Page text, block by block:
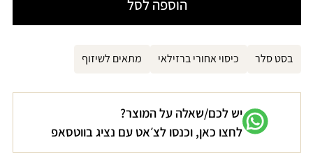
נייבי
נייבי
הוספה לסל
בסט סלר כיסוי אחורי ברזילאי מתאים לשיזוף
יש לכם/שאלה על המוצר?
לחצו כאן, וכנסו לצ׳אט עם נציג בווטסאפ